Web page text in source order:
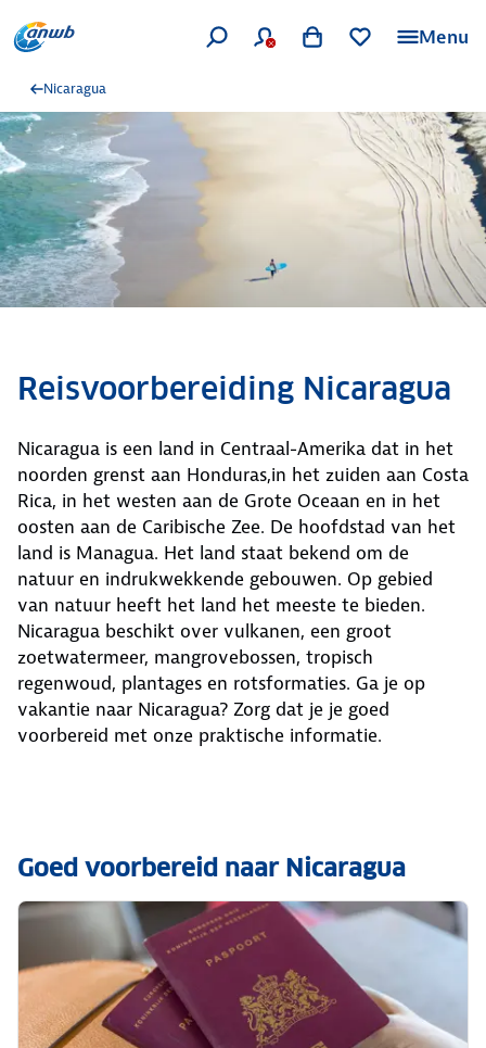
Menu
Nicaragua
Reisvoorbereiding Nicaragua
Nicaragua is een land in Centraal-Amerika dat in het
noorden grenst aan Honduras,in het zuiden aan Costa
Rica, in het westen aan de Grote Oceaan en in het
oosten aan de Caribische Zee. De hoofdstad van het
land is Managua. Het land staat bekend om de
natuur en indrukwekkende gebouwen. Op gebied
van natuur heeft het land het meeste te bieden.
Nicaragua beschikt over vulkanen, een groot
zoetwatermeer, mangrovebossen, tropisch
regenwoud, plantages en rotsformaties. Ga je op
vakantie naar Nicaragua? Zorg dat je je goed
voorbereid met onze praktische informatie.
Goed voorbereid naar Nicaragua